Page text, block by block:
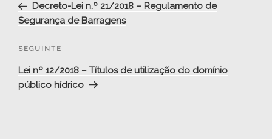
artigos
Decreto-Lei n.º 21/2018 – Regulamento de
Segurança de Barragens
Conteúdo
SEGUINTE
Lei nº 12/2018 – Títulos de utilização do domínio
público hídrico